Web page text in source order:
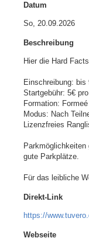
Datum
So, 20.09.2026
Beschreibung
Hier die Hard
Einschreibung:
Startgebühr: 5€
Formation:
Modus: Nach
Lizenzfreies
gute Parkplätze.
Für das leibliche
Direkt-Link
https://
Webseite